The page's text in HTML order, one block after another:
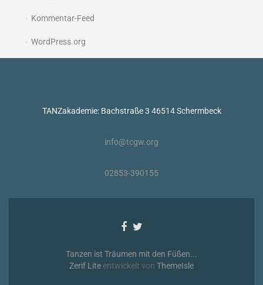
Kommentar-Feed
WordPress.org
TANZakademie: Bachstraße 3 46514 Schermbeck
info@tcgw.org
02853-390155
Facebook-
Twitter-
Tanzen ist Träumen mit den Füßen...
Zerif Lite entwickelt von ThemeIsle